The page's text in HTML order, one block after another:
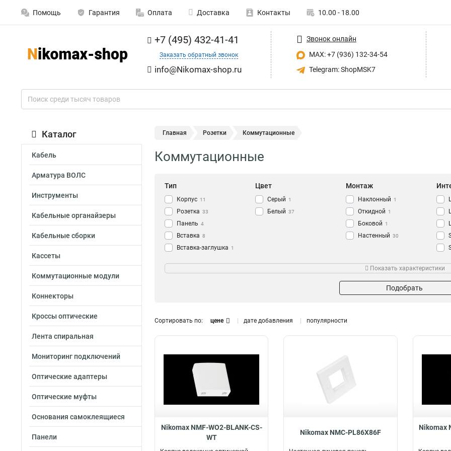
Помощь Гарантия Оплата Доставка Контакты 10.00 - 18.00
+7 (495) 432-41-41
Заказать обратный звонок
info@Nikomax-shop.ru
Звонок онлайн
MAX: +7 (936) 132-34-54
Telegram: ShopMSK7
Каталог
Кабель
Арматура ВОЛС
Инструменты
Кабельные органайзеры
Кабельные сборки
Кассеты
Коммутационные модули
Коннекторы
Кроссы оптические
Лента спиральная
Мониторинг подключений
Оптические адаптеры
Оптические муфты
Основания самоклеящиеся
Панели
Главная Розетки Коммутационные
Коммутационные
Тип
Корпус 11
Розетка 33
Панель 4
Вставка 8
Вставка-заглушка 1
Цвет
Серый 1
Белый 37
Монтаж
Наклонный 1
Откидной 1
Боковой 1
Настенный 30
Кат5e 8 KeyStone 9 OS2 6
1
Показать характеристики
Подобрать
Сортировать по: цене дате добавления популярности
Nikomax NMF-WO2-BLANK-CS-
WT
Nikomax NMC-PL86X86F
Nikomax